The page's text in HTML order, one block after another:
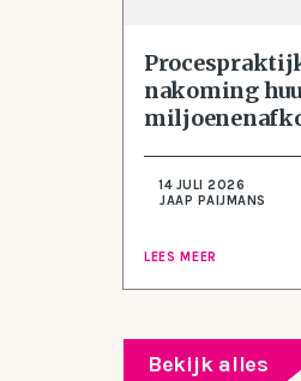
nakoming
14 JULI 2026
JAAP PAIJMANS
LEES MEER
Bekijk alles